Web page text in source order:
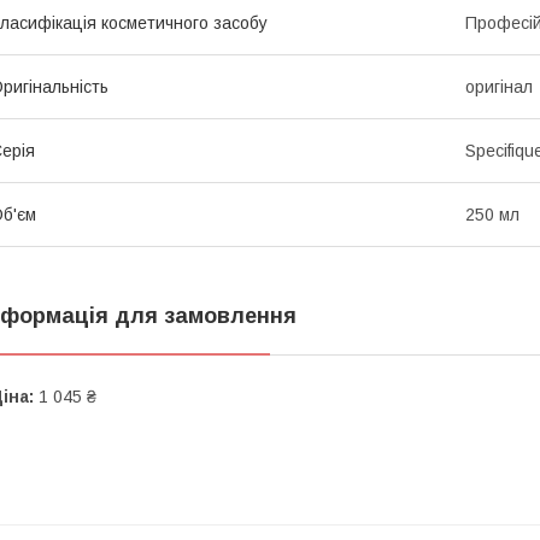
косметичного засобу
оригінал
250 мл
для замовлення
1 045 ₴